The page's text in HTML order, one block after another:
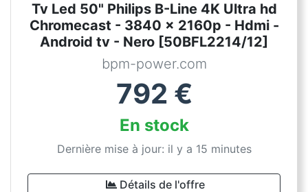
Tv Led 50" Philips B-Line 4K Ultra hd
Chromecast - 3840 x 2160p - Hdmi -
Android tv - Nero [50BFL2214/12]
bpm-power.com
792 €
En stock
Dernière mise à jour: il y a 15 minutes
Détails de l'offre